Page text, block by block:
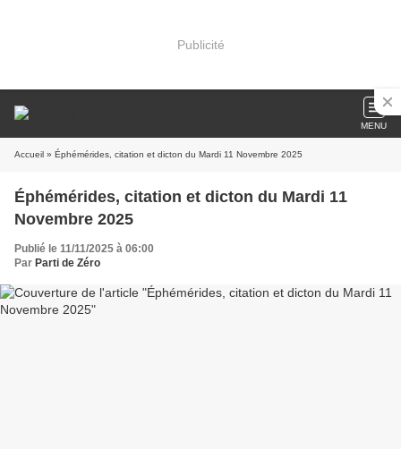
Publicité
MENU
Accueil » Éphémérides, citation et dicton du Mardi 11 Novembre 2025
Éphémérides, citation et dicton du Mardi 11
Novembre 2025
Publié le 11/11/2025 à 06:00
Par Parti de Zéro